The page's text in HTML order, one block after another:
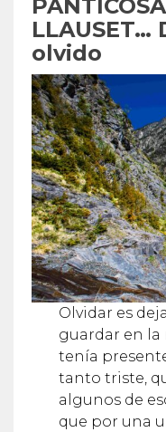
olvido
Olvidar es
guardar en la
tenía
tanto triste,
algunos de
que por una